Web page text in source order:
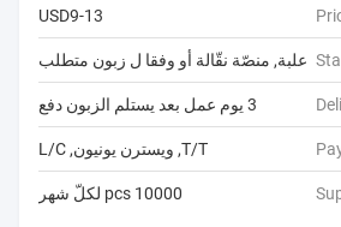
USD9-13
علبة, منصّة نقّالة أو وفقا ل زبون متطلب
3 يوم عمل بعد يستلم الزبون دفع
T/T, ويسترن يونيون, L/C
10000 pcs لكلّ شهر